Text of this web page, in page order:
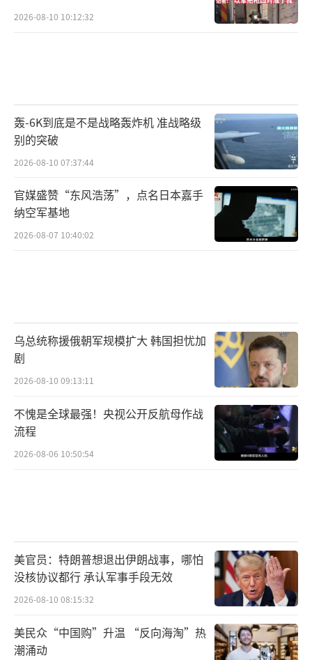
2026-08-10 10:12:32
轰-6K到底是不是战略轰炸机 准战略级
别的突破
2026-08-10 07:37:44
官媒盛赞“东风浩荡”，点名日本嘉手
纳空军基地
2026-08-07 10:40:02
乌总统称援俄朝军规模扩大 韩国担忧加
剧
2026-08-10 09:13:11
不愧是全球最强！央视公开反航母作战
流程
2026-08-06 10:50:54
美官员：特朗普想退出伊朗战事，哪怕
没核协议都行 承认军事手段无效
2026-08-10 08:15:32
美民众“中国购”升温 “反向海淘”热
潮涌动